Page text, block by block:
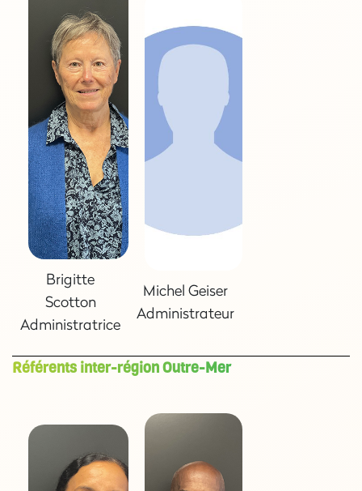
Brigitte
Scotton
Administratrice
Michel Geiser
Administrateur
Référents inter-région Outre-Mer